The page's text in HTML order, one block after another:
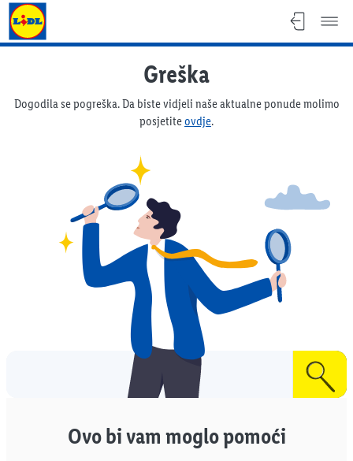
Lidl katalog
Greška
Dogodila se pogreška. Da biste vidjeli naše aktualne ponude molimo
posjetiteovdje.
Ovo bi vam moglo pomoći